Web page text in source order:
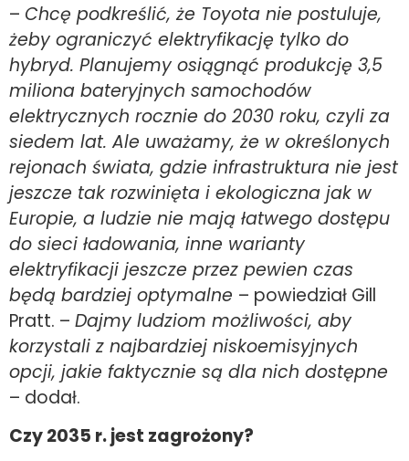
– Chcę podkreślić, że Toyota nie postuluje,
żeby ograniczyć elektryfikację tylko do
hybryd. Planujemy osiągnąć produkcję 3,5
miliona bateryjnych samochodów
elektrycznych rocznie do 2030 roku, czyli za
siedem lat. Ale uważamy, że w określonych
rejonach świata, gdzie infrastruktura nie jest
jeszcze tak rozwinięta i ekologiczna jak w
Europie, a ludzie nie mają łatwego dostępu
do sieci ładowania, inne warianty
elektryfikacji jeszcze przez pewien czas
będą bardziej optymalne – powiedział Gill
Pratt. – Dajmy ludziom możliwości, aby
korzystali z najbardziej niskoemisyjnych
opcji, jakie faktycznie są dla nich dostępne
– dodał.
Czy 2035 r. jest zagrożony?